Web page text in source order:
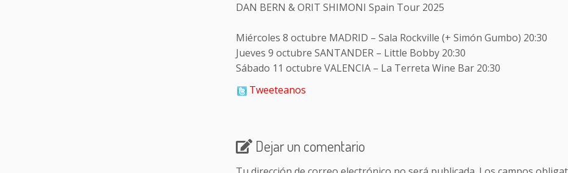
DAN BERN & ORIT SHIMONI Spain Tour 2025
Miércoles 8 octubre MADRID – Sala Rockville (+ Simón Gumbo) 20:30
Jueves 9 octubre SANTANDER – Little Bobby 20:30
Sábado 11 octubre VALENCIA – La Terreta Wine Bar 20:30
Tweeteanos
Dejar un comentario